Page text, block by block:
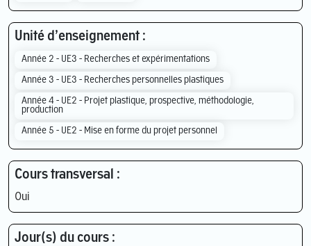
Unité d’enseignement :
Année 2 - UE3 - Recherches et expérimentations
Année 3 - UE3 - Recherches personnelles plastiques
Année 4 - UE2 - Projet plastique, prospective, méthodologie,
production
Année 5 - UE2 - Mise en forme du projet personnel
Cours transversal :
Oui
Jour(s) du cours :